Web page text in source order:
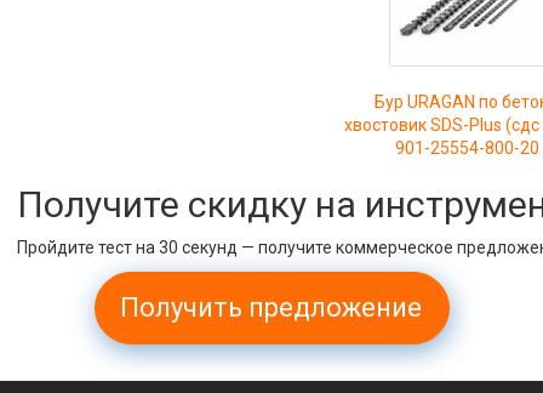
Бур URAGAN по
хвостовик SDS-Plus
901-25554-800-20
Получите скидку на
Пройдите тест на 30 секунд — получите коммерческое
Получить предложение